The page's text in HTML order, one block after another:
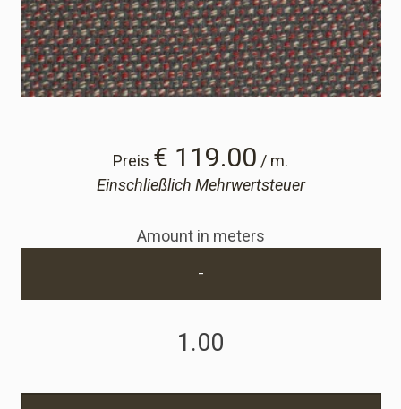
Preis € 119.00 / m.
Einschließlich Mehrwertsteuer
Amount in meters
-
Cart
Cart
Probe-Anfrage